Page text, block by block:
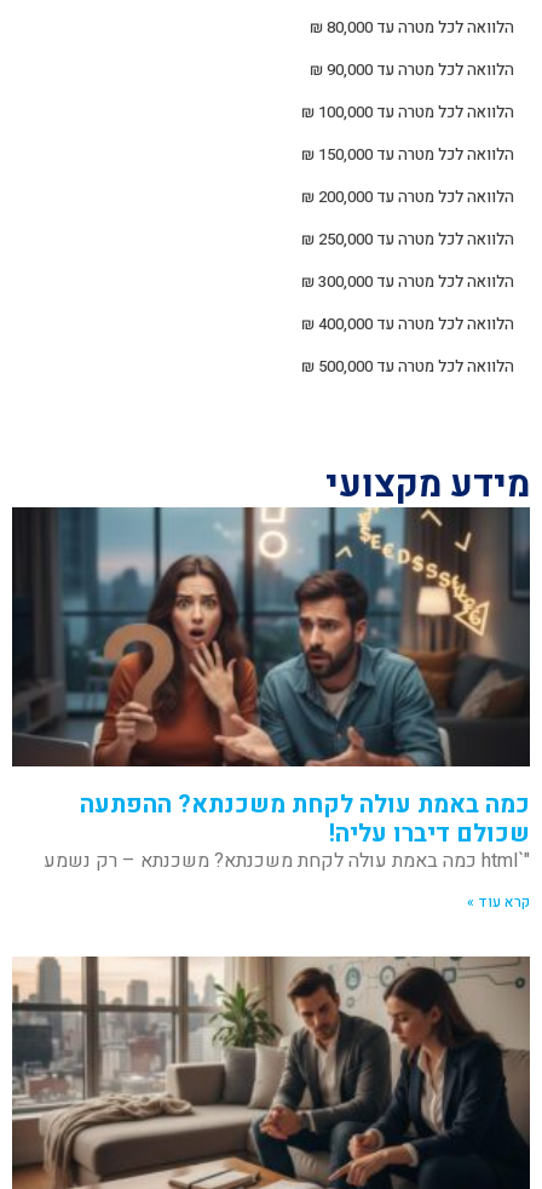
הלוואה לכל מטרה עד 80,000 ₪
הלוואה לכל מטרה עד 90,000 ₪
הלוואה לכל מטרה עד 100,000 ₪
הלוואה לכל מטרה עד 150,000 ₪
הלוואה לכל מטרה עד 200,000 ₪
הלוואה לכל מטרה עד 250,000 ₪
הלוואה לכל מטרה עד 300,000 ₪
הלוואה לכל מטרה עד 400,000 ₪
הלוואה לכל מטרה עד 500,000 ₪
מידע מקצועי
כמה באמת עולה לקחת משכנתא? ההפתעה
שכולם דיברו עליה!
"`html כמה באמת עולה לקחת משכנתא? משכנתא – רק נשמע
קרא עוד »